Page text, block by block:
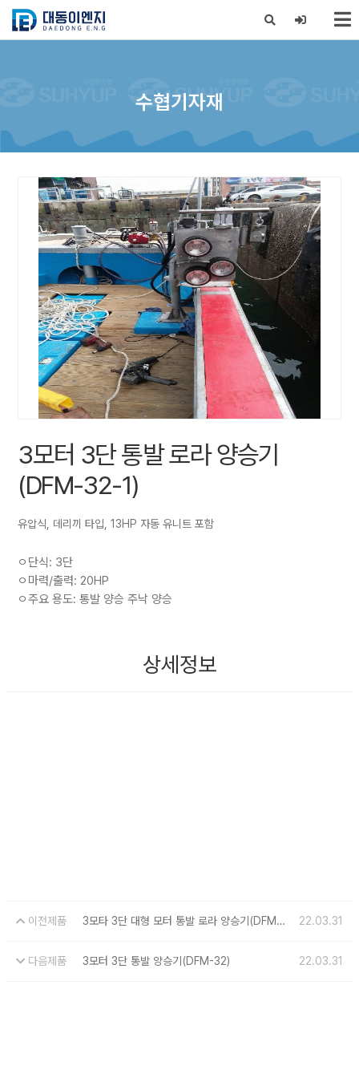
수협기자재
3모터 3단 통발 로라 양승기
(DFM-32-1)
유압식, 데리끼 타입, 13HP 자동 유니트 포함
ㅇ단식: 3단
ㅇ마력/출력: 20HP
ㅇ주요 용도: 통발 양승 주낙 양승
상세정보
이전제품 3모타 3단 대형 모터 통발 로라 양승기(DFM-32-2) 22.03.31
다음제품 3모터 3단 통발 양승기(DFM-32) 22.03.31